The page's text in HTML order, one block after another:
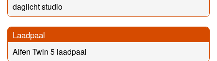
daglicht studio
Laadpaal
Alfen Twin 5 laadpaal